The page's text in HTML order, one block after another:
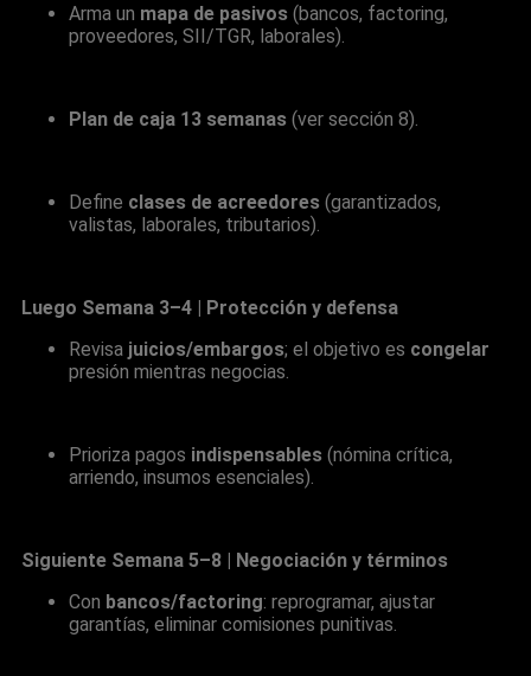
Arma un mapa de pasivos (bancos, factoring,
proveedores, SII/TGR, laborales).
Plan de caja 13 semanas (ver sección 8).
Define clases de acreedores (garantizados,
valistas, laborales, tributarios).
Luego Semana 3–4 | Protección y defensa
Revisa juicios/embargos; el objetivo es congelar
presión mientras negocias.
Prioriza pagos indispensables (nómina crítica,
arriendo, insumos esenciales).
Siguiente Semana 5–8 | Negociación y términos
Con bancos/factoring: reprogramar, ajustar
garantías, eliminar comisiones punitivas.